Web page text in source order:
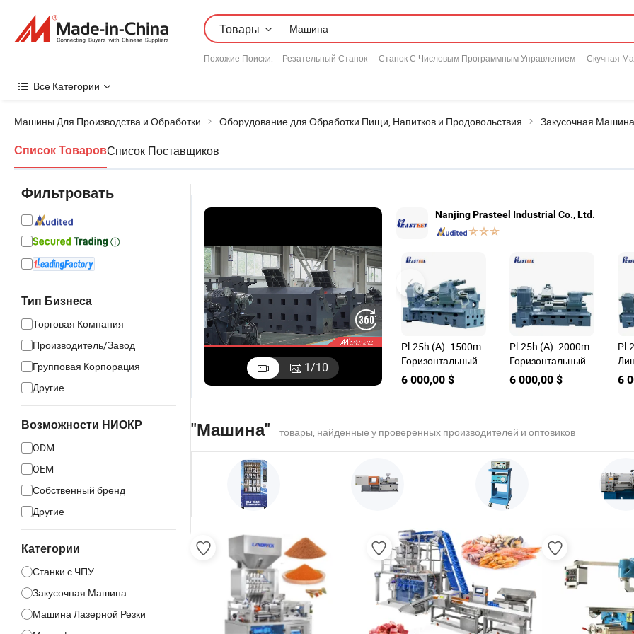
Товары
Похожие Поиски: Резательный Станок Станок С Числовым Программным Управлением Скучная
Все Категории
Машины Для Производства и Обработки Оборудование для Обработки Пищи, Напитков и Продовольствия Закусочная Машина
Список ТоваровСписок Поставщиков
Фильтровать
Тип Бизнеса
Торговая Компания
Производитель/Завод
Групповая Корпорация
Другие
Возможности НИОКР
ODM
OEM
Собственный бренд
Другие
Категории
Станки с ЧПУ
Закусочная Машина
Машина Лазерной Резки
1/10
Nanjing Prasteel Industrial Co., Ltd.
Pl-25h (А) -1500m
Горизонтальный
(коробочный
способ) ЧПУ
6 000,00 $
Pl-25h (А) -2000m
Горизонтальный
(Трудный способ)
ЧПУ токарный
6 000,00 $
Pl-
6
"Машина" товары, найденные у проверенных производителей и оптовиков